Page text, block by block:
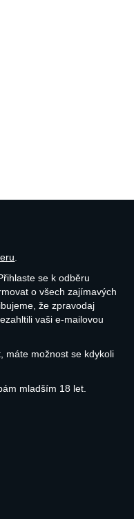
olivový olej, Arbequina, 5L' k
se k odběru
o všech zajímavých
že zpravodaj
vaši e-mailovou
máte možnost se kdykoli
mladším 18 let.